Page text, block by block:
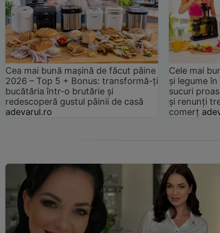
Cea mai bună mașină de făcut pâine
2026 – Top 5 + Bonus: transformă-ți
bucătăria într-o brutărie și
redescoperă gustul pâinii de casă
adevarul.ro
Cele mai
și legume
sucuri
și renunți
comerț